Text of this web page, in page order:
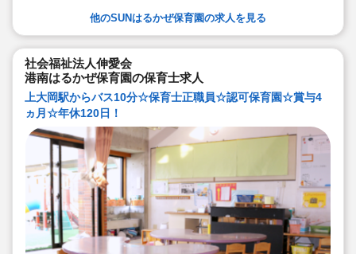
他のSUNはるかぜ保育園の求人を見る
社会福祉法人伸愛会
港南はるかぜ保育園の保育士求人
上大岡駅からバス10分☆保育士正職員☆認可保育園☆賞与4
ヵ月☆年休120日！